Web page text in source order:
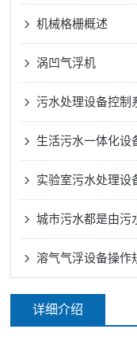
机械格栅概述
涡凹气浮机
污水处理设备控制
生活污水一体化设
实验室污水处理设
城市污水都是由污
溶气气浮设备操作
详细介绍